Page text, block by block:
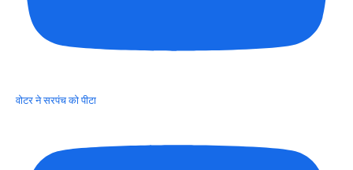
वोटर ने सरपंच को पीटा